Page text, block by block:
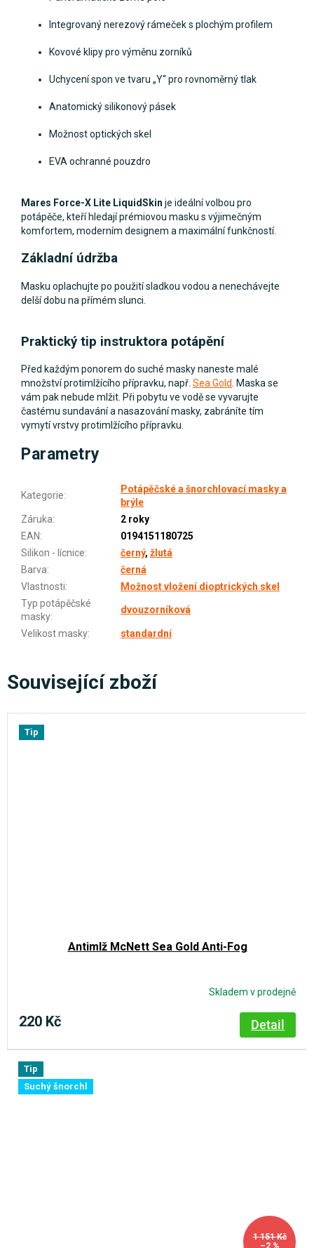
Integrovaný nerezový rámeček s plochým profilem
Kovové klipy pro výměnu zorníků
Uchycení spon ve tvaru „Y“ pro rovnoměrný tlak
Anatomický silikonový pásek
Možnost optických skel
EVA ochranné pouzdro
Mares Force-X Lite LiquidSkin je ideální volbou pro
potápěče, kteří hledají prémiovou masku s výjimečným
komfortem, moderním designem a maximální funkčností.
Základní údržba
Masku oplachujte po použití sladkou vodou a nenechávejte
delší dobu na přímém slunci.
Praktický tip instruktora potápění
Před každým ponorem do suché masky naneste malé
množství protimlžícího přípravku, např. Sea Gold
. Maska se
vám pak nebude mlžit. Při pobytu ve vodě se vyvarujte
častému sundavání a nasazování masky, zabráníte tím
vymytí vrstvy protimlžícího přípravku.
Parametry
Kategorie:
Potápěčské a šnorchlovací masky a
brýle
Záruka:
2 roky
EAN:
0194151180725
Silikon - lícnice: černý, žlutá
Barva:
černá
Vlastnosti:
Možnost vložení dioptrických skel
Typ potápěčské
masky:
dvouzorníková
Velikost masky: standardní
Související zboží
Tip
Antimlž McNett Sea Gold Anti-Fog
Skladem v prodejně
220 Kč Detail
Tip
Suchý šnorchl
1 151 Kč
–2 %